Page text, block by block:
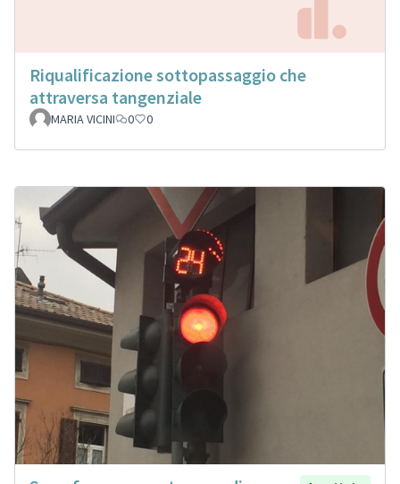
Riqualificazione sottopassaggio che
attraversa tangenziale
MARIA VICINI 0 0